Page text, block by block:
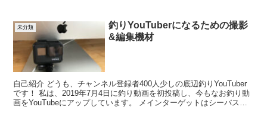
未分類
釣りYouTuberになるための撮影
&編集機材
自己紹介 どうも、チャンネル登録者400人少しの底辺釣りYouTuber
です！ 私は、2019年7月4日に釣り動画を初投稿し、今もなお釣り動
画をYouTubeにアップしています。 メインターゲットはシーバス、